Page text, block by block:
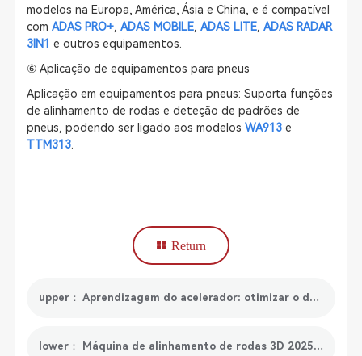
modelos na Europa, América, Ásia e China, e é compatível
com ADAS PRO+, ADAS MOBILE, ADAS LITE, ADAS RADAR
3IN1 e outros equipamentos.
⑥ Aplicação de equipamentos para pneus
Aplicação em equipamentos para pneus: Suporta funções
de alinhamento de rodas e deteção de padrões de
pneus, podendo ser ligado aos modelos WA913e
TTM313.
Return
upper： Aprendizagem do acelerador: otimizar o desempenho do seu motor
lower： Máquina de alinhamento de rodas 3D 2025 da SmartSafe